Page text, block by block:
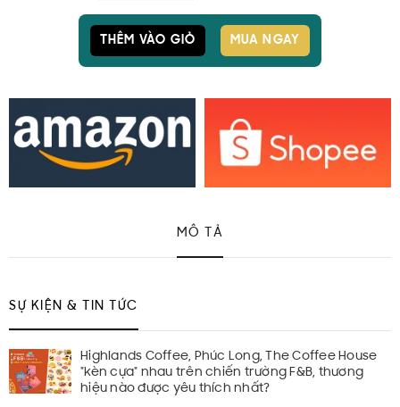
THÊM VÀO GIỎ MUA NGAY
MÔ TẢ
SỰ KIỆN & TIN TỨC
Highlands Coffee, Phúc Long, The Coffee House
"kèn cựa" nhau trên chiến trường F&B, thương
hiệu nào được yêu thích nhất?